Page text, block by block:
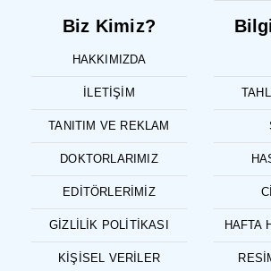
Biz Kimiz?
HAKKIMIZDA
İLETIŞIM
TANITIM VE REKLAM
DOKTORLARIMIZ
EDITÖRLERIMIZ
GIZLILIK POLITIKASI
KIŞISEL VERILER
HAFTA